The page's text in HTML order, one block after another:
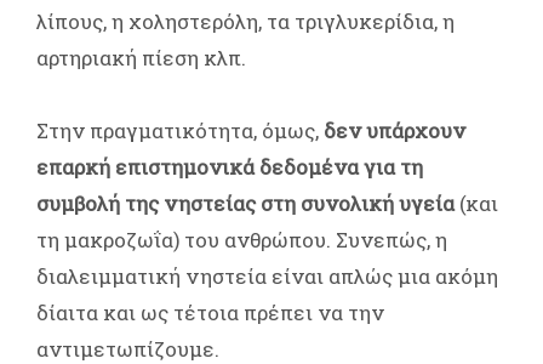
λίπους, η χοληστερόλη, τα τριγλυκερίδια, η
αρτηριακή πίεση κλπ.
Στην πραγματικότητα, όμως, δεν υπάρχουν
επαρκή επιστημονικά δεδομένα για τη
συμβολή της νηστείας στη συνολική υγεία(και
τη μακροζωΐα) του ανθρώπου. Συνεπώς, η
διαλειμματική νηστεία είναι απλώς μια ακόμη
δίαιτα και ως τέτοια πρέπει να την
αντιμετωπίζουμε.